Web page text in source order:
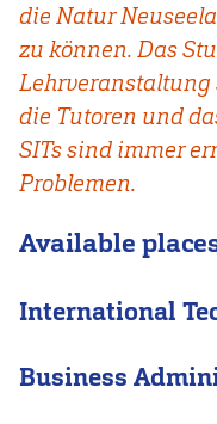
die Natur
zu können. Das
Lehrveranstaltung
die Tutoren und
SITs sind immer
Problemen.
Available
International
Business